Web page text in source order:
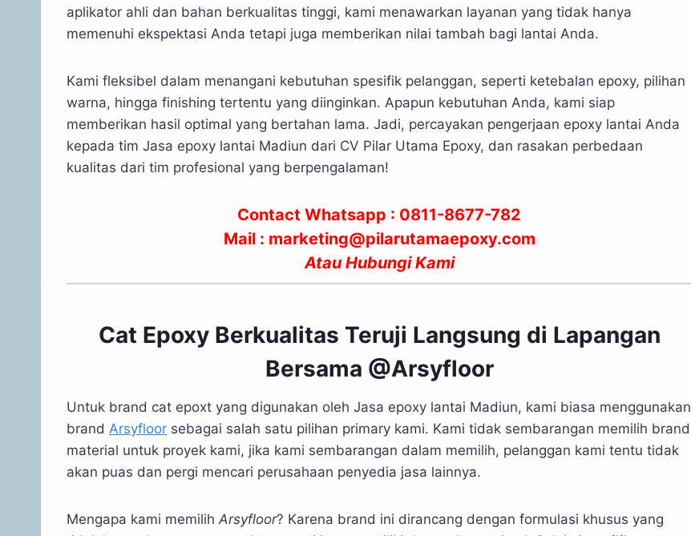
aplikator ahli dan bahan berkualitas tinggi, kami menawarkan layanan yang tidak hanya
memenuhi ekspektasi Anda tetapi juga memberikan nilai tambah bagi lantai Anda.
Kami fleksibel dalam menangani kebutuhan spesifik pelanggan, seperti ketebalan epoxy, pilihan
warna, hingga finishing tertentu yang diinginkan. Apapun kebutuhan Anda, kami siap
memberikan hasil optimal yang bertahan lama. Jadi, percayakan pengerjaan epoxy lantai Anda
kepada tim Jasa epoxy lantai Madiun dari CV Pilar Utama Epoxy, dan rasakan perbedaan
kualitas dari tim profesional yang berpengalaman!
Contact Whatsapp : 0811-8677-782
Mail : marketing@pilarutamaepoxy.com
Atau Hubungi Kami
Cat Epoxy Berkualitas Teruji Langsung di Lapangan
Bersama @Arsyfloor
Untuk brand cat epoxt yang digunakan oleh Jasa epoxy lantai Madiun, kami biasa menggunakan
brand Arsyfloor sebagai salah satu pilihan primary kami. Kami tidak sembarangan memilih brand
material untuk proyek kami, jika kami sembarangan dalam memilih, pelanggan kami tentu tidak
akan puas dan pergi mencari perusahaan penyedia jasa lainnya.
Mengapa kami memilih Arsyfloor? Karena brand ini dirancang dengan formulasi khusus yang